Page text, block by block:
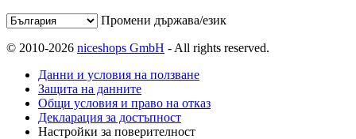
Промени държава/език
© 2010-2026 niceshops GmbH - All rights reserved.
Данни и условия на ползване
Защита на данните
Общи условия и право на отказ
Декларация за достъпност
Настройки за поверителност